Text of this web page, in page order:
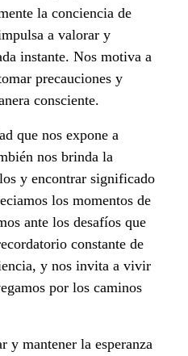
la conciencia de
a valorar y
instante. Nos motiva a
precauciones y
consciente.
que nos expone a
nos brinda la
y encontrar significado
los momentos de
ante los desafíos que
constante de
y nos invita a vivir
por los caminos
y mantener la esperanza